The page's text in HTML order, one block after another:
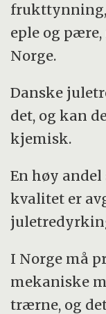
eple og
Norge.
Danske
det, og kan
kjemisk.
En høy
kvalitet er
I Norge må
mekaniske
trærne, og